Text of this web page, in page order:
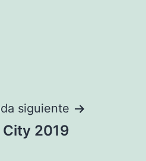
siguiente
2019